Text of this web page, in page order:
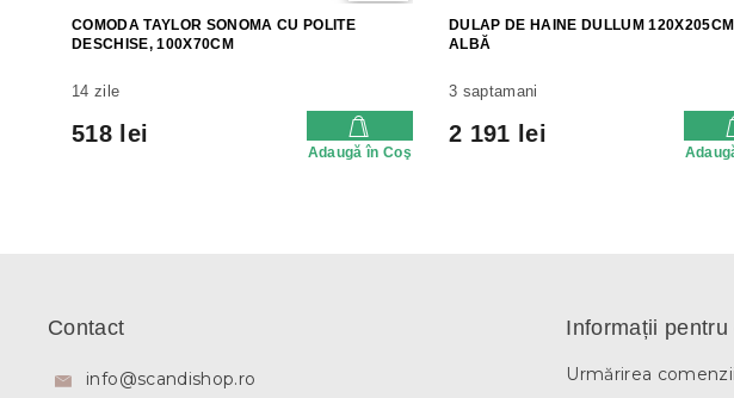
COMODA TAYLOR SONOMA CU POLITE
DESCHISE, 100X70CM
14 zile
518 lei
Adaugă în Coş
DULAP DE HAINE DULLUM
ALBĂ
3 saptamani
2 191 lei
Contact
info@scandishop.ro
Informații pentru
Urmărirea comenzii